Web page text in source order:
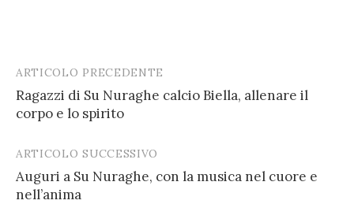
Post
navigation
ARTICOLO PRECEDENTE
Ragazzi di Su Nuraghe calcio Biella, allenare il
corpo e lo spirito
ARTICOLO SUCCESSIVO
Auguri a Su Nuraghe, con la musica nel cuore e
nell’anima